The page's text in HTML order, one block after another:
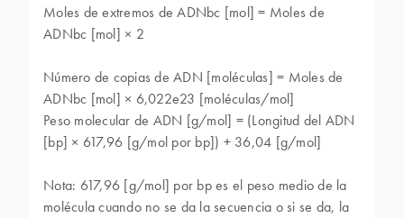
Moles de extremos de ADNbc [mol] = Moles de
ADNbc [mol] × 2
Número de copias de ADN [moléculas] = Moles de
ADNbc [mol] × 6,022e23 [moléculas/mol]
Peso molecular de ADN [g/mol] = (Longitud del ADN
[bp] × 617,96 [g/mol por bp]) + 36,04 [g/mol]
Nota: 617,96 [g/mol] por bp es el peso medio de la
molécula cuando no se da la secuencia o si se da, la